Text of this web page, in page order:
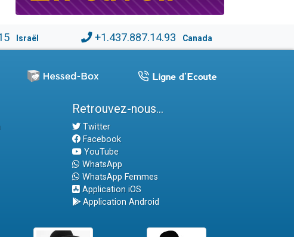
Israël +1.437.887.14.93 Canada
Retrouvez-nous...
Twitter
Facebook
YouTube
WhatsApp
WhatsApp Femmes
Application iOS
Application Android